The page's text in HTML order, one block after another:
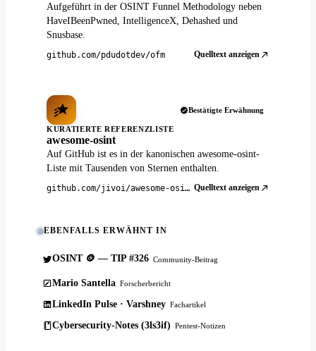
Aufgeführt in der OSINT Funnel Methodology neben
HaveIBeenPwned, IntelligenceX, Dehashed und
Snusbase.
github.com/pdudotdev/ofm Quelltext anzeigen
Bestätigte Erwähnung
KURATIERTE REFERENZLISTE
awesome-osint
Auf GitHub ist es in der kanonischen awesome-osint-
Liste mit Tausenden von Sternen enthalten.
github.com/jivoi/awesome-osint Quelltext anzeigen
EBENFALLS ERWÄHNT IN
OSINT 🪙 — TIP #326 Community-Beitrag
Mario Santella Forscherbericht
LinkedIn Pulse · Varshney Fachartikel
Cybersecurity-Notes (3ls3if) Pentest-Notizen